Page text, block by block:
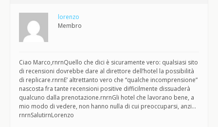
lorenzo
Membro
Ciao Marco,rnrnQuello che dici è sicuramente vero: qualsiasi sito
di recensioni dovrebbe dare al direttore dell’hotel la possibilità
di replicare.rnrnE’ altrettanto vero che “qualche incomprensione”
nascosta fra tante recensioni positive difficilmente dissuaderà
qualcuno dalla prenotazione.rnrnGli hotel che lavorano bene, a
mio modo di vedere, non hanno nulla di cui preoccuparsi, anzi…
rnrnSalutirnLorenzo